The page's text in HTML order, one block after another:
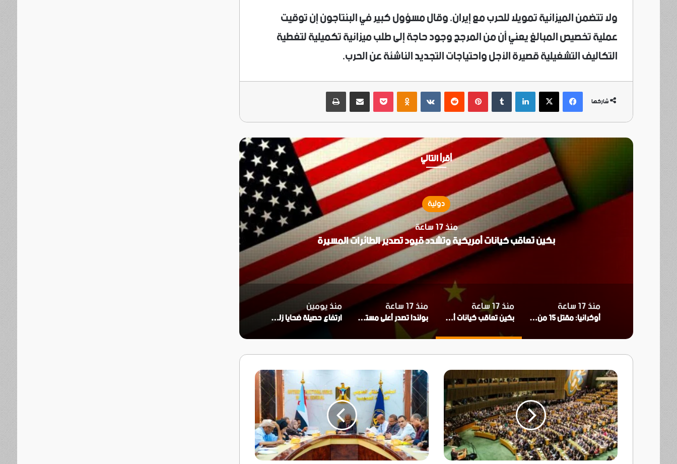
ولا تتضمن الميزانية تمويلا ​للحرب مع إيران. وقال مسؤول كبير في البنتاجون إن توقيت
عملية تخصيص المبالغ يعني أن من المرجح وجود حاجة إلى طلب ميزانية تكميلية لتغطية
التكاليف التشغيلية قصيرة الأجل واحتياجات التجديد الناشئة ​عن الحرب.
شاركها فيسبوك
‫X لينكدإن
‏Tumblr بينتيريست
‏Reddit
‏VKontakte
Odnoklassniki
‫Pocketمشاركة عبر البريد طباعة
أقرأ التالي
دولية
منذ 17 ساعة
بكين تعاقب كيانات أمريكية وتشدد قيود تصدير الطائرات المسيرة بولندا تصدر أعلى مستوى من التحذير
منذ 17 ساعة
أوكرانيا: مقتل 15 من جراء ضربات روسية لكييف
منذ 17 ساعة
بكين تعاقب كيانات أمريكية وتشدد قيود تصدير الطائرات المسيرة
منذ 17 ساعة
بولندا تصدر أعلى مستوى من التحذير بسبب موجة حارة طويلة
منذ يومين
ارتفاع حصيلة ضحايا زلزالي فنزويلا إلى أكثر من 6 آلاف قتيل
الأمم
المتحدة
ترحب
بتمديد
وقف
إطلاق
النار
الجمعية
الوطنية
تدعو
شعب
الجنوب
للمشاركة
الواسعة
في
الذكرى